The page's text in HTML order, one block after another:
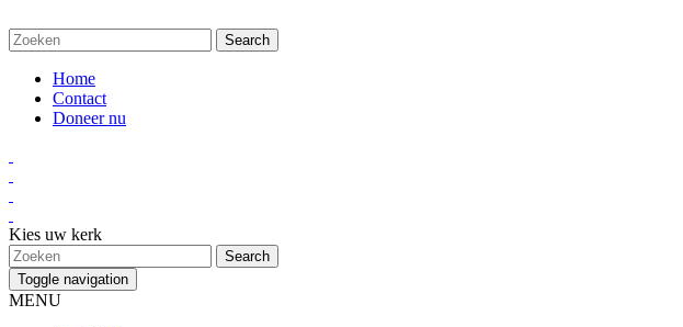
Home
Contact
Doneer nu
Kies uw kerk
Toggle navigation
MENU